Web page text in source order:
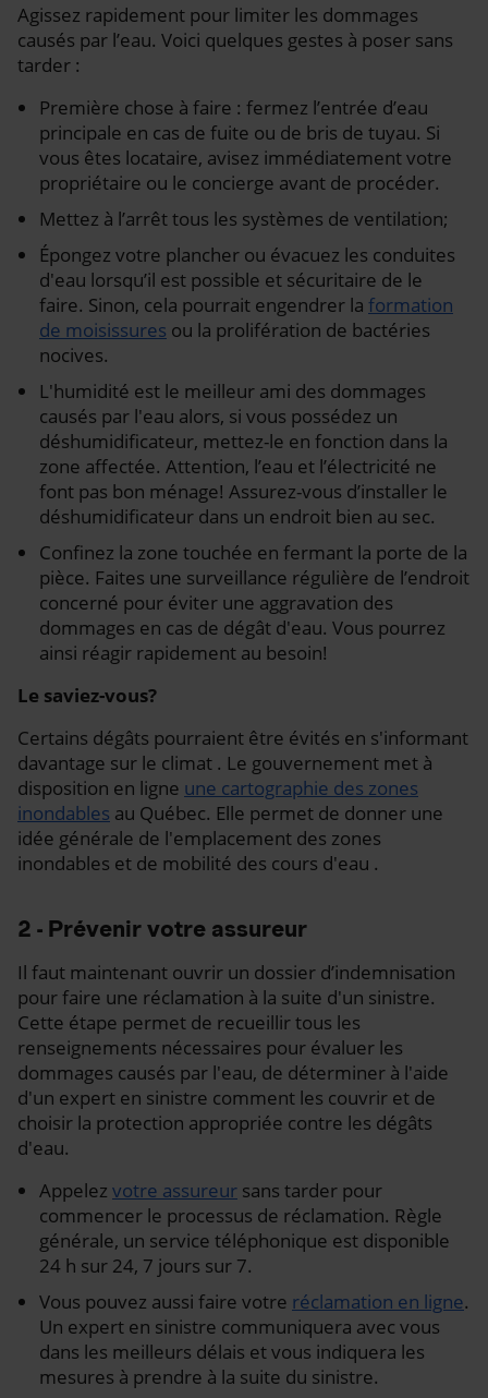
Agissez rapidement pour limiter les dommages
causés par l’eau. Voici quelques gestes à poser sans
tarder :
Première chose à faire : fermez l’entrée d’eau
principale en cas de fuite ou de bris de tuyau. Si
vous êtes locataire, avisez immédiatement votre
propriétaire ou le concierge avant de procéder.
Mettez à l’arrêt tous les systèmes de ventilation;
Épongez votre plancher ou évacuez les conduites
d'eau lorsqu’il est possible et sécuritaire de le
faire. Sinon, cela pourrait engendrer la formation
de moisissures ou la prolifération de bactéries
nocives.
L'humidité est le meilleur ami des dommages
causés par l'eau alors, si vous possédez un
déshumidificateur, mettez-le en fonction dans la
zone affectée. Attention, l’eau et l’électricité ne
font pas bon ménage! Assurez-vous d’installer le
déshumidificateur dans un endroit bien au sec.
Confinez la zone touchée en fermant la porte de la
pièce. Faites une surveillance régulière de l’endroit
concerné pour éviter une aggravation des
dommages en cas de dégât d'eau. Vous pourrez
ainsi réagir rapidement au besoin!
Le saviez-vous?
Certains dégâts pourraient être évités en s'informant
davantage sur le climat . Le gouvernement met à
disposition en ligne une cartographie des zones
inondables au Québec. Elle permet de donner une
idée générale de l'emplacement des zones
inondables et de mobilité des cours d'eau .
2 - Prévenir votre assureur
Il faut maintenant ouvrir un dossier d’indemnisation
pour faire une réclamation à la suite d'un sinistre.
Cette étape permet de recueillir tous les
renseignements nécessaires pour évaluer les
dommages causés par l'eau, de déterminer à l'aide
d'un expert en sinistre comment les couvrir et de
choisir la protection appropriée contre les dégâts
d'eau.
Appelez votre assureur sans tarder pour
commencer le processus de réclamation. Règle
générale, un service téléphonique est disponible
24 h sur 24, 7 jours sur 7.
Vous pouvez aussi faire votre réclamation en ligne.
Un expert en sinistre communiquera avec vous
dans les meilleurs délais et vous indiquera les
mesures à prendre à la suite du sinistre.